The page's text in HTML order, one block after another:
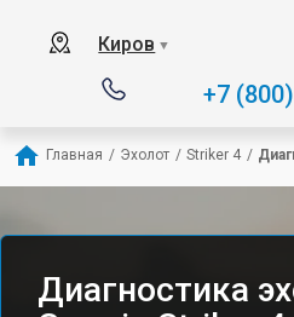
Киров ▼
+7
Главная / Эхолот / Striker 4 /
Диагностика